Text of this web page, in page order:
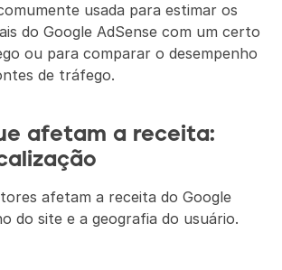
usada para estimar os
do Google AdSense com um certo
ou para comparar o desempenho
de tráfego.
afetam a receita:
afetam a receita do Google
do site e a geografia do usuário.